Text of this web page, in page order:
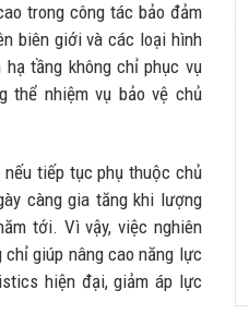
trong công tác bảo đảm
biên giới và các loại hình
tầng không chỉ phục vụ
thể nhiệm vụ bảo vệ chủ
tiếp tục phụ thuộc chủ
càng gia tăng khi lượng
tới. Vì vậy, việc nghiên
giúp nâng cao năng lực
hiện đại, giảm áp lực